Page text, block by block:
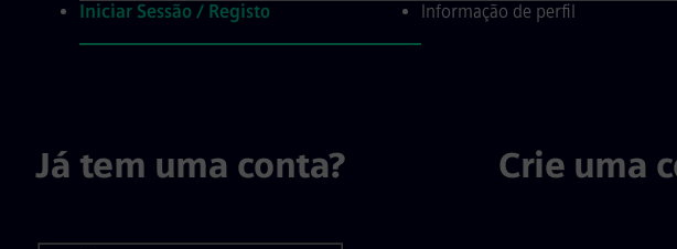
Iniciar Sessão / Registo
Informação de perfil
Já tem uma conta?
Crie uma